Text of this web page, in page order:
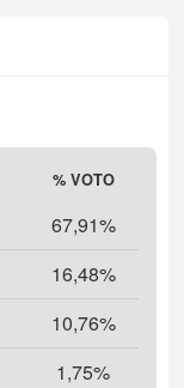
Highcharts.com
% VOTO
67,91%
16,48%
10,76%
1,75%